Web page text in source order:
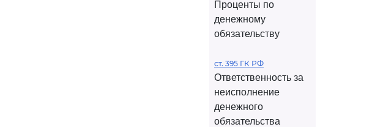
Проценты по
денежному
обязательству
ст. 395 ГК РФ
Ответственность за
неисполнение
денежного
обязательства